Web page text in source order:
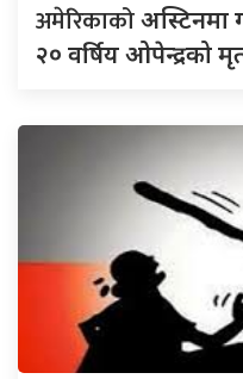
अमेरिकाकोअस्टिनमा
२० वर्षिय ओपेन्द्रको